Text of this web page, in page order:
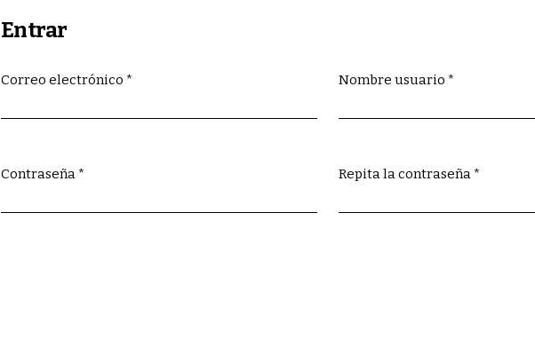
Entrar
Correo electrónico *
Nombre usuario *
Contraseña *
Repita la contraseña *